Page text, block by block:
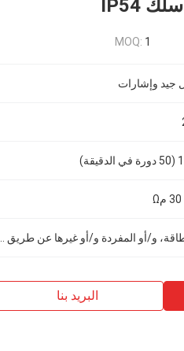
MOQ: 1
جيد وإشارات
البريد بنا